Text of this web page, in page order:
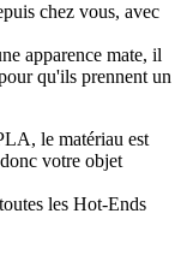
chez vous, avec
apparence mate, il
qu'ils prennent un
le matériau est
votre objet
les Hot-Ends